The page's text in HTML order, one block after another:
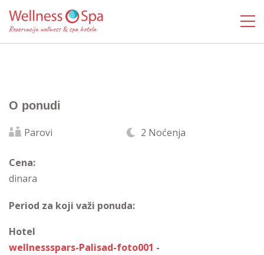
O ponudi
Parovi 2 Noćenja
Cena:
dinara
Period za koji važi ponuda:
Hotel
wellnessspars-Palisad-foto001 -